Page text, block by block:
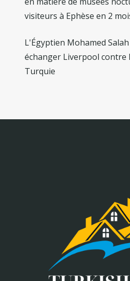
visiteurs à Ephèse en 2
L'Égyptien Mohamed
échanger Liverpool contre
Turquie